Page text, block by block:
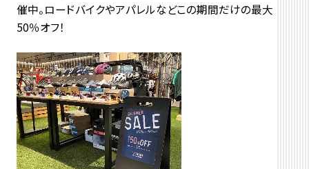
催中。ロードバイクやアパレルなどこの期間だけの最大
50％オフ！